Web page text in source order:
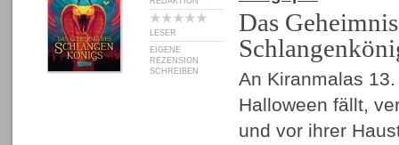
LESER
EIGENE
REZENSION
SCHREIBEN
Das
An Kiranmalas
Halloween fällt,
und vor ihrer